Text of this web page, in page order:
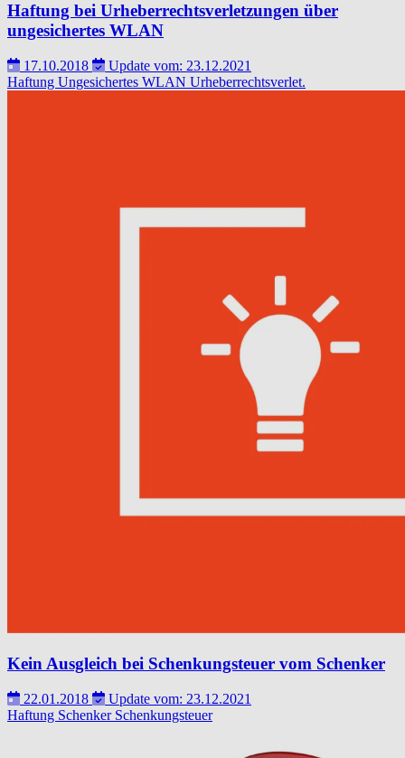
Haftung bei Urheberrechtsverletzungen über
ungesichertes WLAN
17.10.2018
Update vom: 23.12.2021
Haftung Ungesichertes WLAN Urheberrechtsverlet.
Kein Ausgleich bei Schenkungsteuer vom Schenker
22.01.2018
Update vom: 23.12.2021
Haftung Schenker Schenkungsteuer